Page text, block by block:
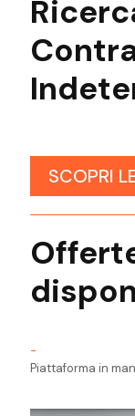
SCOPRI
-
Piattaforma in